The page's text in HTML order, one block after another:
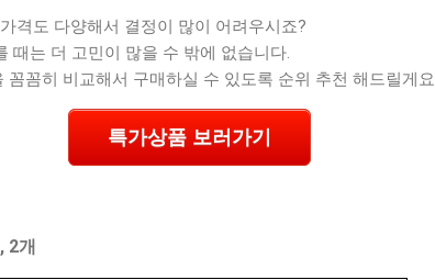
격도 다양해서 결정이 많이 어려우시죠?
때는 더 고민이 많을 수 밖에 없습니다.
꼼꼼히 비교해서 구매하실 수 있도록 순위 추천 해드릴게
특가상품 보러가기
2개